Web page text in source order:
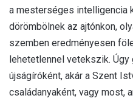
a mesterséges intelligencia
dörömbölnek az ajtónkon,
szemben eredményesen
lehetetlennel vetekszik. Úgy
újságíróként, akár a Szent
családanyaként, vagy most,